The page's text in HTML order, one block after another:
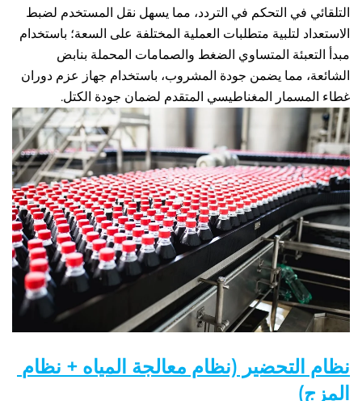
التلقائي في التحكم في التردد، مما يسهل نقل المستخدم لضبط
الاستعداد لتلبية متطلبات العملية المختلفة على السعة؛ باستخدام
مبدأ التعبئة المتساوي الضغط والصمامات المحملة بنابض
الشائعة، مما يضمن جودة المشروب، باستخدام جهاز عزم دوران
المغناطيسي المتقدم لضمان جودة الكتل.
نظام التحضير (نظام معالجة المياه + نظام